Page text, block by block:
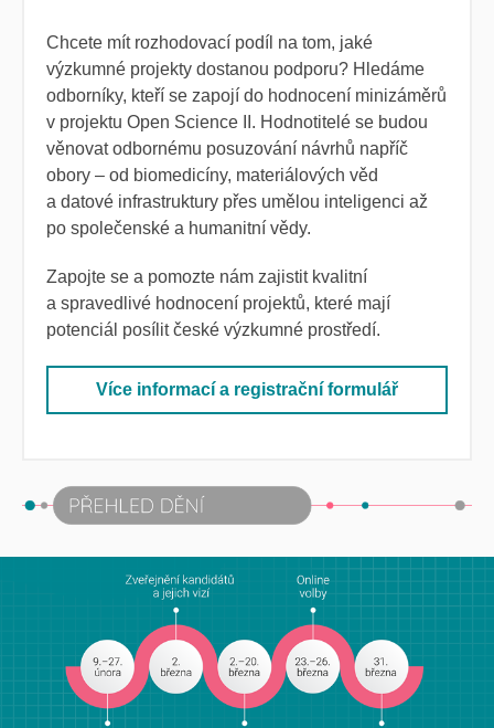
Chcete mít rozhodovací podíl na tom, jaké
výzkumné projekty dostanou podporu? Hledáme
odborníky, kteří se zapojí do hodnocení minizáměrů
v projektu Open Science II. Hodnotitelé se budou
věnovat odbornému posuzování návrhů napříč
obory – od biomedicíny, materiálových věd
a datové infrastruktury přes umělou inteligenci až
po společenské a humanitní vědy.
Zapojte se a pomozte nám zajistit kvalitní
a spravedlivé hodnocení projektů, které mají
potenciál posílit české výzkumné prostředí.
Více informací a registrační formulář